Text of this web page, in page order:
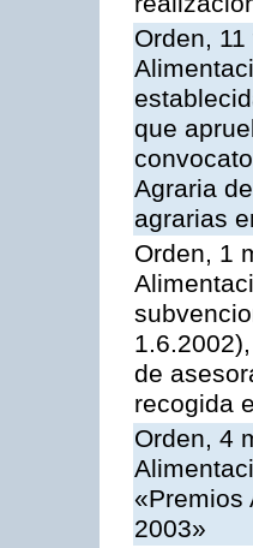
Orden,
que
Agraria
agrarias
Orden, 1
de
recogida
Orden, 4
«Premios
2003»